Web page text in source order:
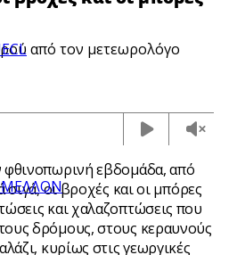
ΜΕΛΛΟΝ
από τον μετεωρολόγο
εβδομάδα, από
σιγά, οι βροχές και οι μπόρες
και χαλαζοπτώσεις που
δρόμους, στους κεραυνούς
κυρίως στις γεωργικές